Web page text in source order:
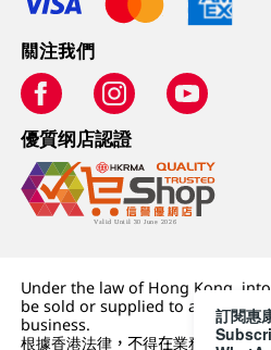
關注我們
優質纲店認證
Under the law of Hong Kong,
be sold or supplied to a minor
business.
根據香港法律，不得在業務過程中，
訂閱惠